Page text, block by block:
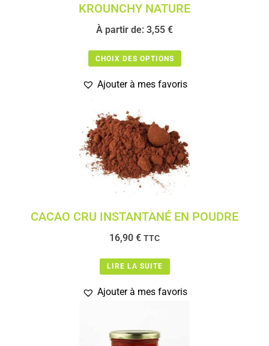
KROUNCHY NATURE
À partir de: 3,55 €
CHOIX DES OPTIONS
Ajouter à mes favoris
CACAO CRU INSTANTANÉ EN POUDRE
16,90 € TTC
LIRE LA SUITE
Ajouter à mes favoris